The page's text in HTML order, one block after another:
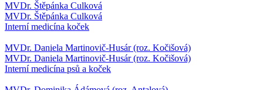
MVDr. Štěpánka Culková
MVDr. Štěpánka Culková
Interní medicína koček
MVDr. Daniela Martinovič-Husár (roz. Kočišová)
MVDr. Daniela Martinovič-Husár (roz. Kočišová)
Interní medicína psů a koček